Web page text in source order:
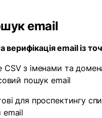
email
email із
CSV з іменами та
пошук email
для проспектингу
email